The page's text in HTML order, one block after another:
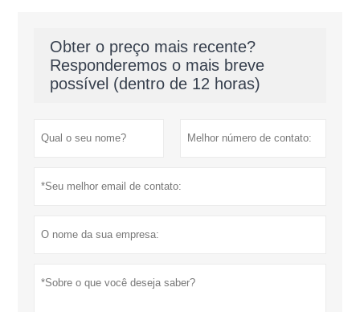
Obter o preço mais recente?
Responderemos o mais breve
possível (dentro de 12 horas)